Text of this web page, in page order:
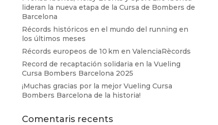
lideran la nueva etapa de la Cursa de Bombers de
Barcelona
Récords históricos en el mundo del running en
los últimos meses
Récords europeos de 10 km en ValenciaRècords
Record de recaptación solidaria en la Vueling
Cursa Bombers Barcelona 2025
¡Muchas gracias por la mejor Vueling Cursa
Bombers Barcelona de la historia!
Comentaris recents